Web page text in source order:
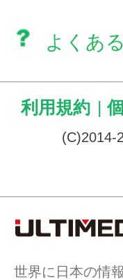
よくあ
利用規約 |
(C)2014-
世界に日本の情